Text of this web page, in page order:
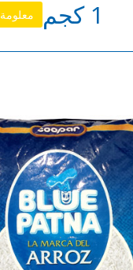
1 كجم معلومة